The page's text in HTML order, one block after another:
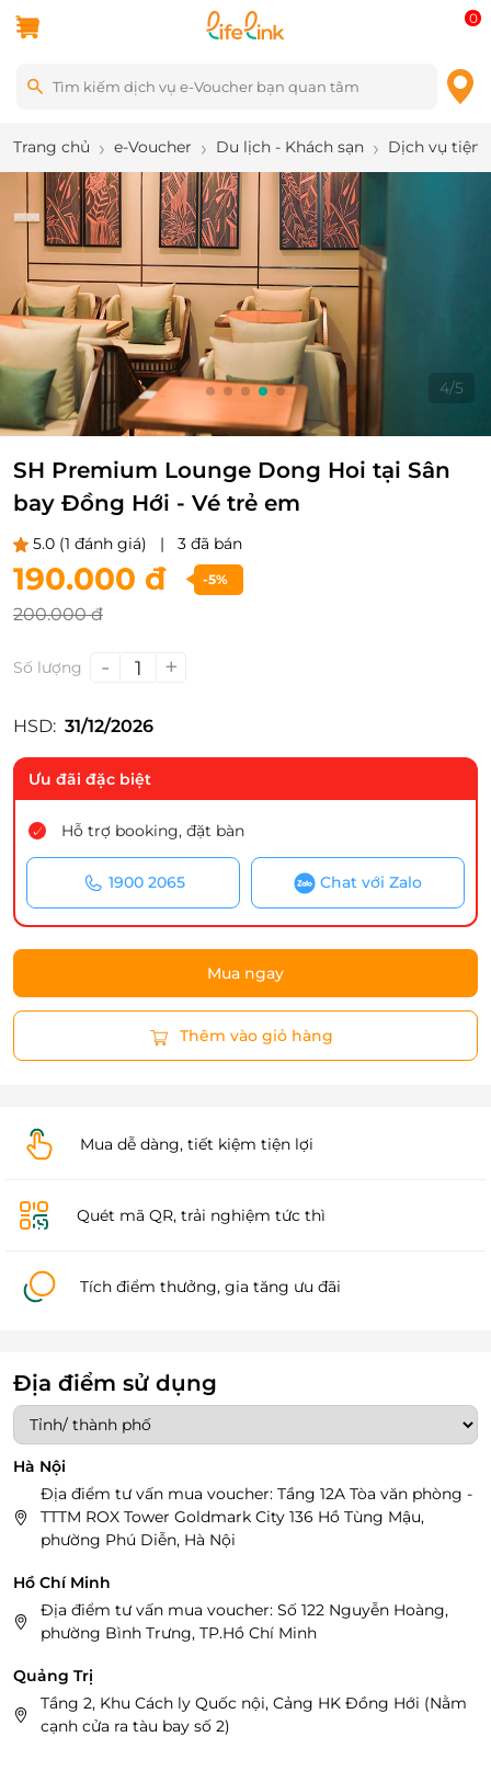
0
Trang chủ e-Voucher Du lịch - Khách sạn Dịch vụ tiện
5/5
SH Premium Lounge Dong Hoi tại Sân
bay Đồng Hới - Vé trẻ em
5.0 (1 đánh giá) | 3 đã bán
190.000 đ -5%
200.000 đ
Số lượng - 1 +
HSD: 31/12/2026
Ưu đãi đặc biệt
Hỗ trợ booking, đặt bàn
1900 2065 Chat với Zalo
Mua ngay
Thêm vào giỏ hàng
Mua dễ dàng, tiết kiệm tiện lợi
Quét mã QR, trải nghiệm tức thì
Tích điểm thưởng, gia tăng ưu đãi
Địa điểm sử dụng
Hà Nội
Địa điểm tư vấn mua voucher: Tầng 12A Tòa văn phòng -
TTTM ROX Tower Goldmark City 136 Hồ Tùng Mậu,
phường Phú Diễn, Hà Nội
Hồ Chí Minh
Địa điểm tư vấn mua voucher: Số 122 Nguyễn Hoàng,
phường Bình Trưng, TP.Hồ Chí Minh
Quảng Trị
Tầng 2, Khu Cách ly Quốc nội, Cảng HK Đồng Hới (Nằm
cạnh cửa ra tàu bay số 2)